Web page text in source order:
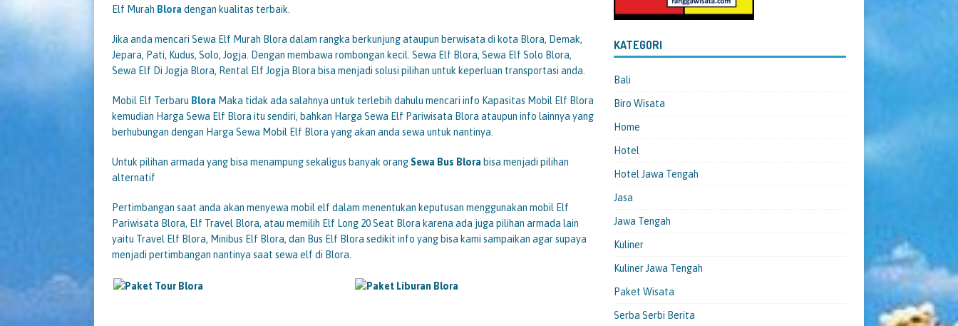
Elf Murah Blora dengan kualitas terbaik.
Jika anda mencari Sewa Elf Murah Blora dalam rangka berkunjung ataupun berwisata di kota Blora, Demak,
Jepara, Pati, Kudus, Solo, Jogja. Dengan membawa rombongan kecil. Sewa Elf Blora, Sewa Elf Solo Blora,
Sewa Elf Di Jogja Blora, Rental Elf Jogja Blora bisa menjadi solusi pilihan untuk keperluan transportasi anda.
Mobil Elf Terbaru Blora Maka tidak ada salahnya untuk terlebih dahulu mencari info Kapasitas Mobil Elf Blora
kemudian Harga Sewa Elf Blora itu sendiri, bahkan Harga Sewa Elf Pariwisata Blora ataupun info lainnya yang
berhubungan dengan Harga Sewa Mobil Elf Blora yang akan anda sewa untuk nantinya.
Untuk pilihan armada yang bisa menampung sekaligus banyak orangSewa Bus Blora bisa menjadi pilihan
alternatif
Pertimbangan saat anda akan menyewa mobil elf dalam menentukan keputusan menggunakan mobil Elf
Pariwisata Blora, Elf Travel Blora, atau memilih Elf Long 20 Seat Blora karena ada juga pilihan armada lain
yaitu Travel Elf Blora, Minibus Elf Blora, dan Bus Elf Blora sedikit info yang bisa kami sampaikan agar supaya
menjadi pertimbangan nantinya saat sewa elf di Blora.
KATEGORI
Bali
Biro Wisata
Home
Hotel
Hotel Jawa Tengah
Jasa
Jawa Tengah
Kuliner
Kuliner Jawa Tengah
Paket Wisata
Serba Serbi Berita